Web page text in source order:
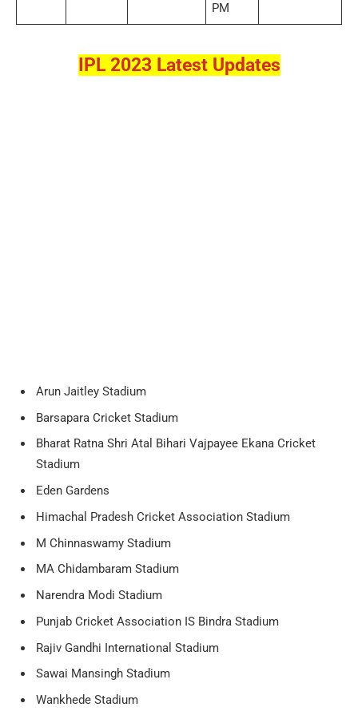
PM
IPL 2023 Latest Updates
Arun Jaitley Stadium
Barsapara Cricket Stadium
Bharat Ratna Shri Atal Bihari Vajpayee Ekana Cricket
Stadium
Eden Gardens
Himachal Pradesh Cricket Association Stadium
M Chinnaswamy Stadium
MA Chidambaram Stadium
Narendra Modi Stadium
Punjab Cricket Association IS Bindra Stadium
Rajiv Gandhi International Stadium
Sawai Mansingh Stadium
Wankhede Stadium